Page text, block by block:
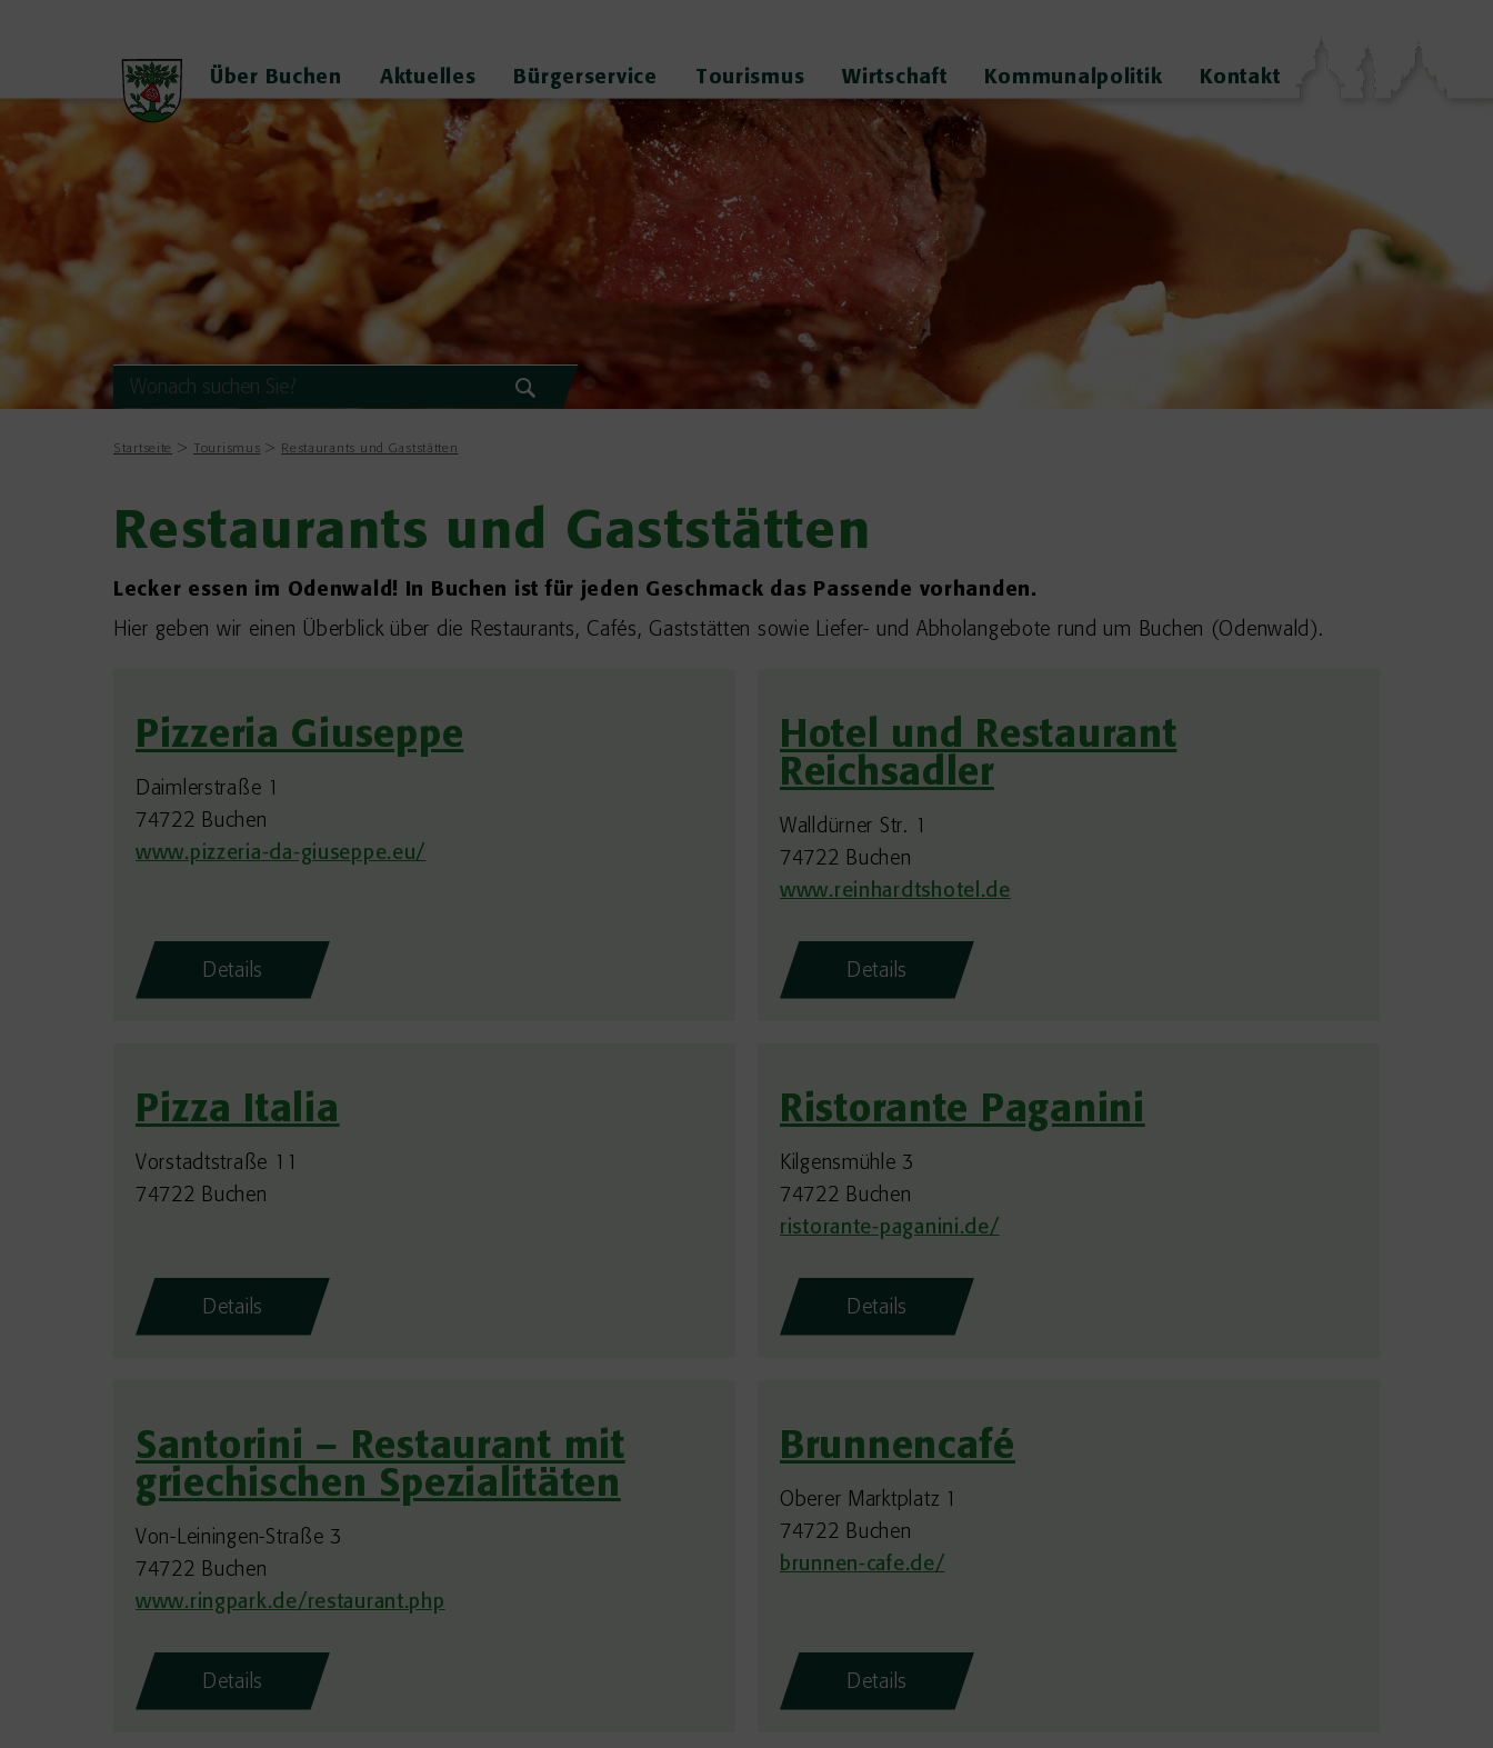
Über Buchen Aktuelles Bürgerservice Tourismus Wirtschaft Kommunalpolitik Kontakt
Startseite Tourismus Restaurants und Gaststätten
Restaurants und Gaststätten
Lecker essen im Odenwald! In Buchen ist für jeden Geschmack das Passende vorhanden.
Hier geben wir einen Überblick über die Restaurants, Cafés, Gaststätten sowie Liefer- und Abholangebote rund um Buchen (Odenwald).
Pizzeria Giuseppe
Daimlerstraße 1
74722 Buchen
www.pizzeria-da-giuseppe.eu/
Details
Hotel und Restaurant
Reichsadler
Walldürner Str. 1
74722 Buchen
www.reinhardtshotel.de
Details
Pizza Italia
Vorstadtstraße 11
74722 Buchen
Details
Ristorante Paganini
Kilgensmühle 3
74722 Buchen
ristorante-paganini.de/
Details
Santorini – Restaurant mit
griechischen Spezialitäten
Von-Leiningen-Straße 3
74722 Buchen
www.ringpark.de/restaurant.php
Details
Brunnencafé
Oberer Marktplatz 1
74722 Buchen
brunnen-cafe.de/
Details